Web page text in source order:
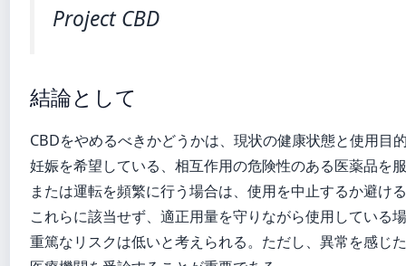
Project CBD
結論として
CBDをやめるべきかどうかは、現状の健康状態と使用目
妊娠を希望している、相互作用の危険性のある医薬品を
または運転を頻繁に行う場合は、使用を中止するか避け
これらに該当せず、適正用量を守りながら使用している
重篤なリスクは低いと考えられる。ただし、異常を感じ